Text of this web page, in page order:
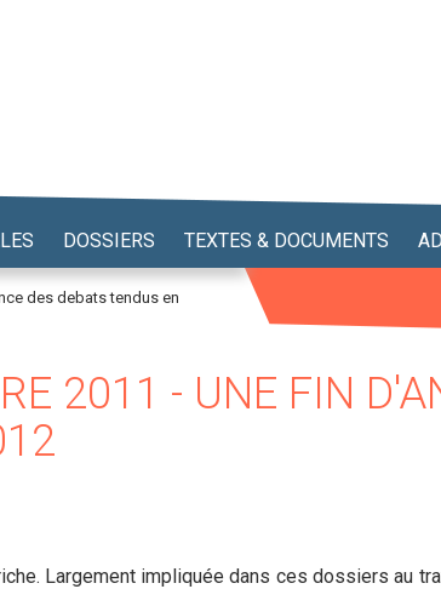
DOSSIERS TEXTES & DOCUMENTS
des debats tendus en
2011 - UNE FIN
Largement impliquée dans ces dossiers au